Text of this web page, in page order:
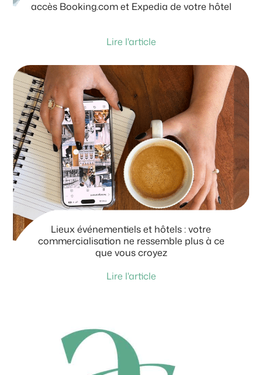
accès Booking.com et Expedia de votre hôtel
Lire l'article
Lieux événementiels et hôtels : votre
commercialisation ne ressemble plus à ce
que vous croyez
Lire l'article